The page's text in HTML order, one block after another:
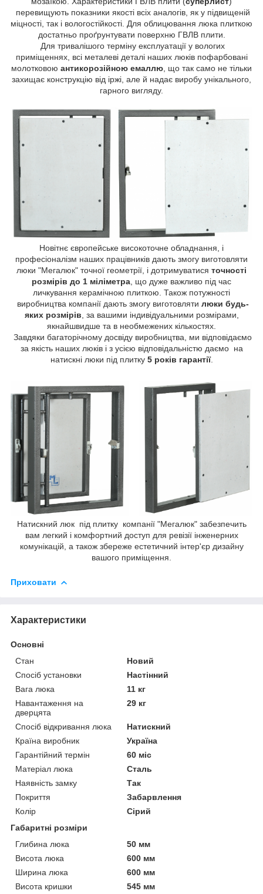
перевищують показники якості всіх аналогів, як у підвищеній
міцності, так і вологостійкості. Для облицювання люка плиткою
достатньо проґрунтувати поверхню ГВЛВ плити.
Для тривалішого терміну експлуатації у вологих
приміщеннях, всі металеві деталі наших люків пофарбовані
молотковою антикорозійною емаллю , що так само не тільки
захищає конструкцію від іржі, але й надає виробу унікального,
гарного вигляду.
Новітнє європейське високоточне обладнання, і
професіоналізм наших працівників дають змогу виготовляти
люки "Мегалюк" точної геометрії, і дотримуватися точності
розмірів до 1 міліметра , що дуже важливо під час
личкування керамічною плиткою. Також потужності
виробництва компанії дають змогу виготовляти люки будь-
яких розмірів , за вашими індивідуальними розмірами,
якнайшвидше та в необмежених кількостях.
Завдяки багаторічному досвіду виробництва, ми відповідаємо
за якість наших люків і з усією відповідальністю даємо на
натискні люки під плитку 5 років гарантії.
Натискний люк під плитку компанії "Мегалюк" забезпечить
вам легкий і комфортний доступ для ревізії інженерних
комунікацій, а також збереже естетичний інтер'єр дизайну
вашого приміщення.
Приховати
Характеристики
Основні
Стан
Новий
Спосіб установки
Настінний
Вага люка
11 кг
Навантаження на
дверцята
29 кг
Спосіб відкривання люка
Натискний
Країна виробник
Україна
Гарантійний термін
60 міс
Матеріал люка
Сталь
Наявність замку
Так
Покриття
Забарвлення
Колір
Сірий
Габаритні розміри
Глибина люка
50 мм
Висота люка
600 мм
Ширина люка
600 мм
Висота кришки
545 мм